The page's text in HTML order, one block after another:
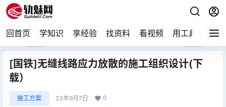
回首页 学知识 享经验 找资料 看视频 用工具 论技
[国铁]无缝线路应力放散的施工组织设计(下
载）
施工方案 23年9月7日 0